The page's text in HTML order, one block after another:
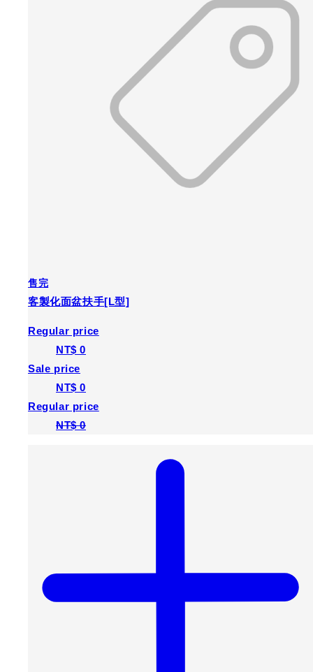
售完
客製化面盆扶手[L型]
Regular price
NT$ 0
Sale price
NT$ 0
Regular price
NT$ 0